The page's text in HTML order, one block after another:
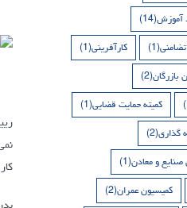
آموزش(14)
(1) کارآفرینی(1)
بازرگان(2)
کمیته حمایت قضایی(1)
گذاری(2)
و معادن(1)
کمیسیون عمران(2)